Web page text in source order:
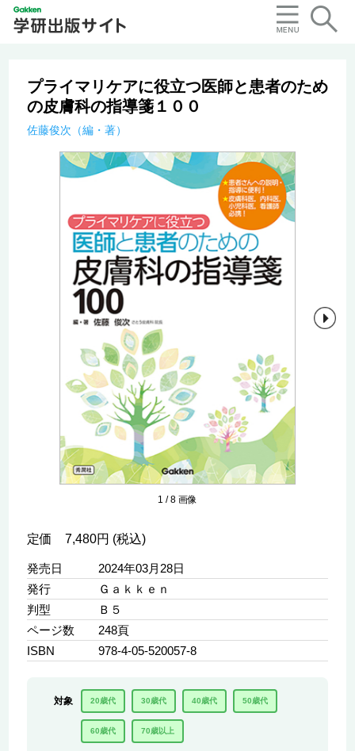
プライマリケアに役立つ医師と患者のため
の皮膚科の指導箋１００
佐藤俊次（編・著）
1 /8画像
定価 7,480円 (税込)
発売日
2024年03月28日
発行
Ｇａｋｋｅｎ
判型
Ｂ５
ページ数
248頁
ISBN
978-4-05-520057-8
対象 20歳代 30歳代 40歳代 50歳代
60歳代 70歳以上